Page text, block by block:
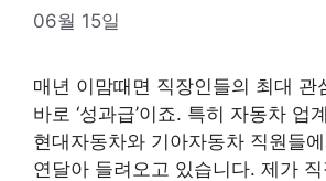
06월 15일
매년 이맘때면 직장인들의 최대 관
바로 ‘성과급’이죠. 특히 자동차 업
현대자동차와 기아자동차 직원들
연달아 들려오고 있습니다. 제가